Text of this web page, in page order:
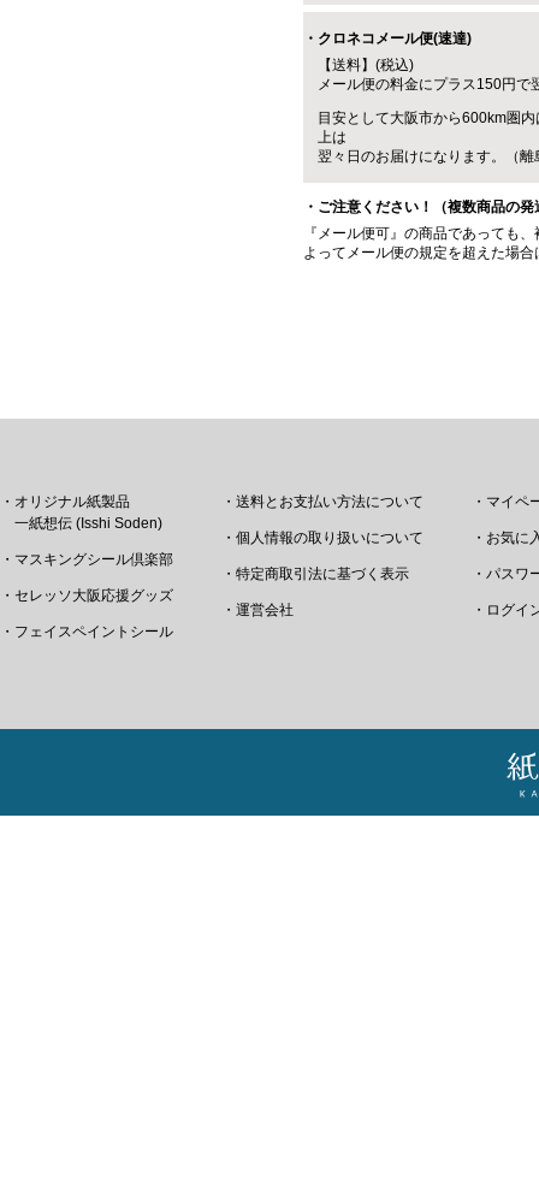
・クロネコメール便(速達)
【送料】(税込)
メール便の料金にプラス150円で
目安として大阪市から600km圏
上は
翌々日のお届けになります。（
・ご注意ください！（複数商品の発
『メール便可』の商品であっても
よってメール便の規定を超えた場
・オリジナル紙製品
一紙想伝 (Isshi Soden)
・マスキングシール倶楽部
・セレッソ大阪応援グッズ
・フェイスペイントシール
・送料とお支払い方法について
・個人情報の取り扱いについて
・特定商取引法に基づく表示
・運営会社
・マイペ
・お気に
・パスワ
・ログイ